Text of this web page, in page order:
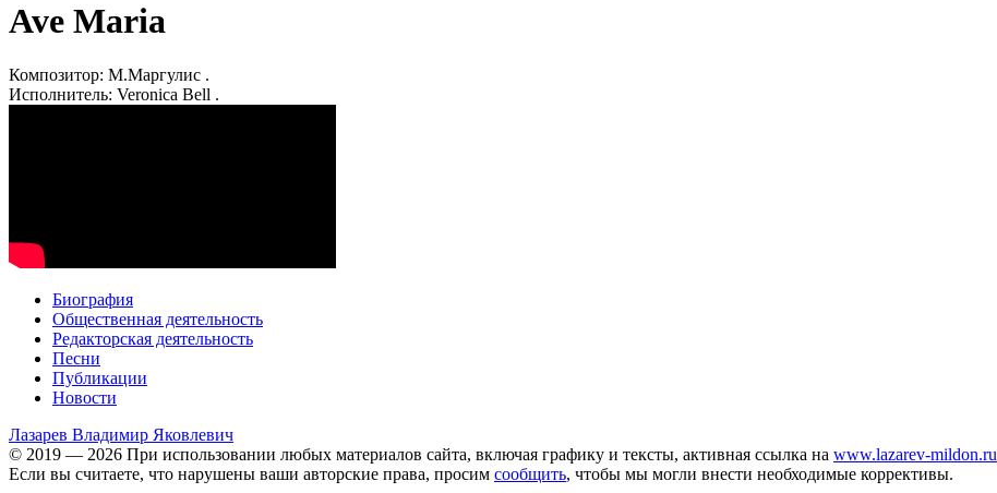
Ave Maria
Композитор: М.Маргулис .
Исполнитель: Veronica Bell .
Биография
Общественная деятельность
Редакторская деятельность
Песни
Публикации
Новости
Лазарев Владимир Яковлевич
© 2019 — 2026 При использовании любых материалов сайта, включая графику и тексты, активная ссылка на www.lazarev-mildon.ru
Если вы считаете, что нарушены ваши авторские права, просим сообщить, чтобы мы могли внести необходимые коррективы.